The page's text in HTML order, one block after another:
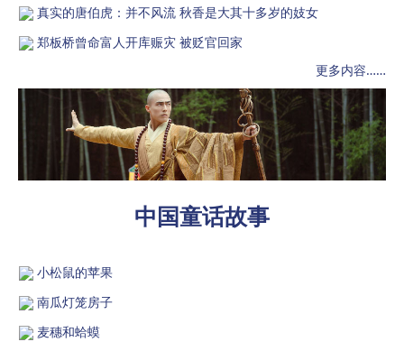
真实的唐伯虎：并不风流 秋香是大其十多岁的妓女
郑板桥曾命富人开库赈灾 被贬官回家
更多内容……
中国童话故事
小松鼠的苹果
南瓜灯笼房子
麦穗和蛤蟆